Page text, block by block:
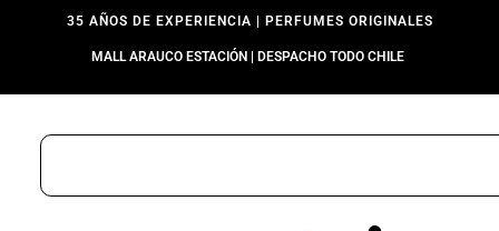
35 AÑOS DE EXPERIENCIA | PERFUMES ORIGINALES
MALL ARAUCO ESTACIÓN | DESPACHO TODO CHILE